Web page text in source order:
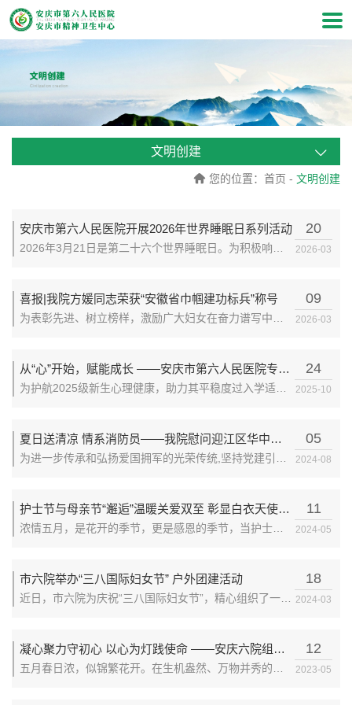
文明创建
您的位置： 首页 - 文明创建
安庆市第六人民医院开展2026年世界睡眠日系列活动
2026年3月21日是第二十六个世界睡眠日。为积极响应
好生活”主题精心策划并组织开展了一系列形式多样、内
容丰富的...
20
2026-03
喜报|我院方媛同志荣获“安徽省巾帼建功标兵”称号
为表彰先进、树立榜样，激励广大妇女在奋力谱写中国
人予以表彰。我院方媛同志因专业素质过硬、工作作风
务实、无私奉献...
09
2026-03
从“心”开始，赋能成长 ——安庆市第六人民医院专家走进高校，为新生筑牢心理韧性防线
为护航2025级新生心理健康，助力其平稳度过入学适应
性，赋能大学生活”主题心理健康讲座。本次活动由医院
临床心理科主...
24
2025-10
夏日送清凉 情系消防员——我院慰问迎江区华中路消防救援站队员并开展心理健康辅导活动
为进一步传承和弘扬爱国拥军的光荣传统,坚持党建引
活动，在炎炎夏日为消防官兵送去一份清凉，一份关
怀。 ...
05
2024-08
护士节与母亲节“邂逅”温暖关爱双至 彰显白衣天使与母亲的双重荣光
浓情五月，是花开的季节，更是感恩的季节，当护士节
长欧阳泽祥等班子成员以及妇联执委委员们，分别赴各
科室向...
11
2024-05
市六院举办“三八国际妇女节” 户外团建活动
近日，市六院为庆祝“三八国际妇女节”，精心组织了一场
女职工之间的团队凝聚力，丰富她们的业余文化生活。
...
18
2024-03
凝心聚力守初心 以心为灯践使命 ——安庆六院组织开展庆祝建院50周年 暨“5.12”国际护士节系列活动
五月春日浓，似锦繁花开。在生机盎然、万物并秀的孟
12
2023-05